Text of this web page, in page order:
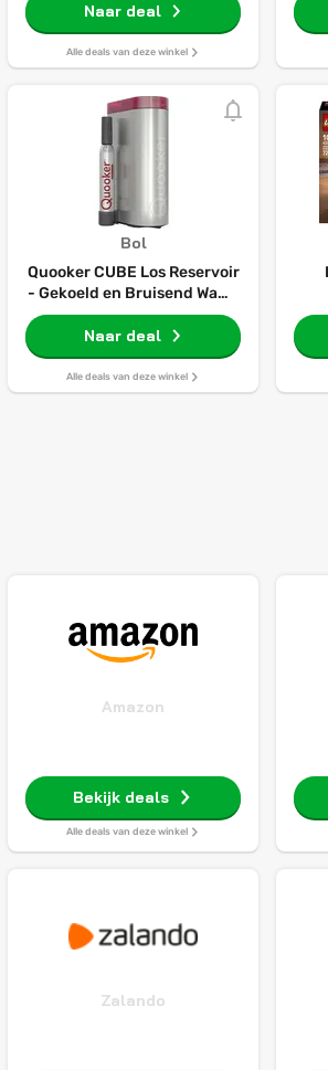
Naar deal
Alle deals van deze winkel
Bol
Quooker CUBE Los Reservoir
- Gekoeld en Bruisend Water
- Aansluitwaarde 100 Watt -
Stand-byverlies 5 Watt
Naar deal
Alle deals van deze winkel
Amazon
Bekijk deals
Alle deals van deze winkel
Zalando